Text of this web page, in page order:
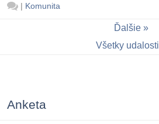
| Komunita
Ďalšie
Všetky udalosti
Anketa